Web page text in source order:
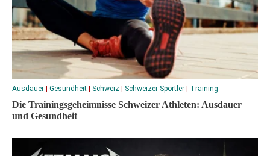
Ausdauer | Gesundheit | Schweiz | Schweizer Sportler | Training
Die Trainingsgeheimnisse Schweizer Athleten: Ausdauer
und Gesundheit